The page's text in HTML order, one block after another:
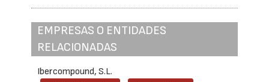
EMPRESAS O ENTIDADES
RELACIONADAS
Ibercompound, S.L.